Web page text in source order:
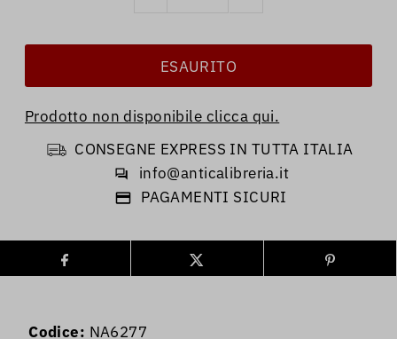
Prodotto non disponibile clicca qui.
CONSEGNE EXPRESS IN TUTTA ITALIA
info@anticalibreria.it
PAGAMENTI SICURI
Codice: NA6277